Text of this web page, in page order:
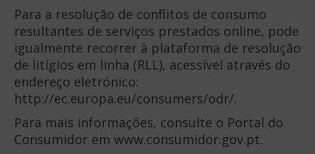
Para a resolução de conflitos de consumo
resultantes de serviços prestados online, pode
igualmente recorrer à plataforma de resolução
de litígios em linha (RLL), acessível através do
endereço eletrónico:
http://ec.europa.eu/consumers/odr/.
Para mais informações, consulte o Portal do
Consumidor em www.consumidor.gov.pt.